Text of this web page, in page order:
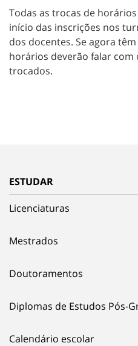
Todas as trocas de
início das inscrições nos
dos docentes. Se agora
horários deverão falar com
trocados.
ESTUDAR
Licenciaturas
Mestrados
Doutoramentos
Diplomas de Estudos Pós-
Calendário escolar